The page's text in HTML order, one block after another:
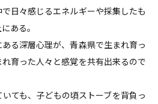
日々感じるエネルギーや採集したも
ある。
る深層心理が、青森県で生まれ育っ
育った人々と感覚を共有出来るので
ても、子どもの頃ストーブを背負っ